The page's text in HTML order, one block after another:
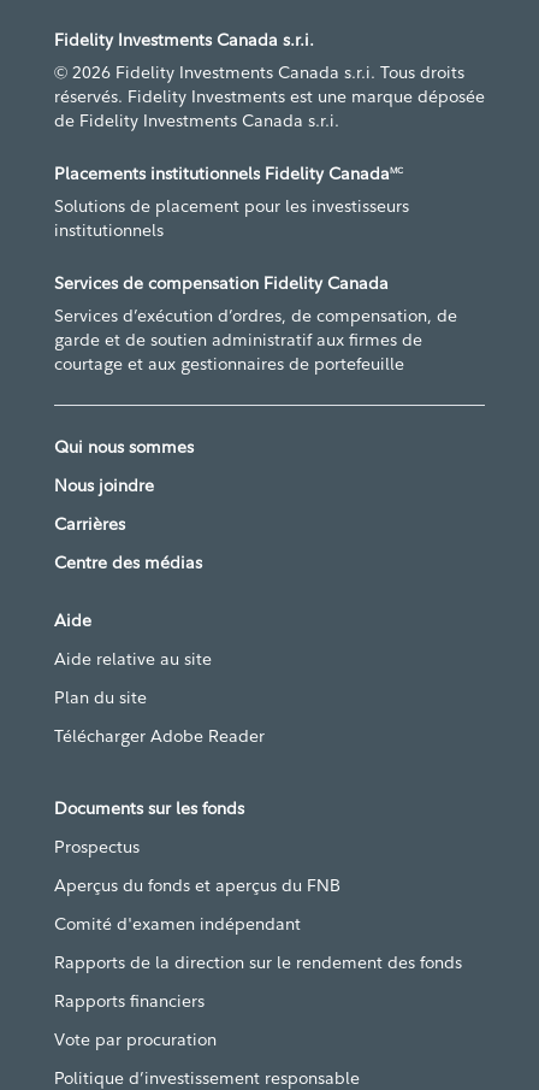
Fidelity Investments Canada s.r.i.
© 2026 Fidelity Investments Canada s.r.i. Tous droits
réservés. Fidelity Investments est une marque déposée
de Fidelity Investments Canada s.r.i.
Placements institutionnels Fidelity CanadaMC
Solutions de placement pour les investisseurs
institutionnels
Services de compensation Fidelity Canada
Services d’exécution d’ordres, de compensation, de
garde et de soutien administratif aux firmes de
courtage et aux gestionnaires de portefeuille
Qui nous sommes
Nous joindre
Carrières
Centre des médias
Aide
Aide relative au site
Plan du site
Télécharger Adobe Reader
Documents sur les fonds
Prospectus
Aperçus du fonds et aperçus du FNB
Comité d'examen indépendant
Rapports de la direction sur le rendement des fonds
Rapports financiers
Vote par procuration
Politique d’investissement responsable